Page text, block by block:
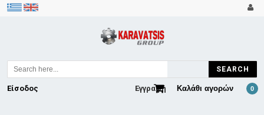
SEARCH
Καλάθι αγορών 0
Εγγραφή
Είσοδος